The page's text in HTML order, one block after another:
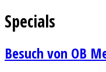
Specials
Besuch von OB